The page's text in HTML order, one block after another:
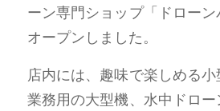
ーン専門ショップ「ドロー
オープンしました。
店内には、趣味で楽しめる小
業務用の大型機、水中ドロ